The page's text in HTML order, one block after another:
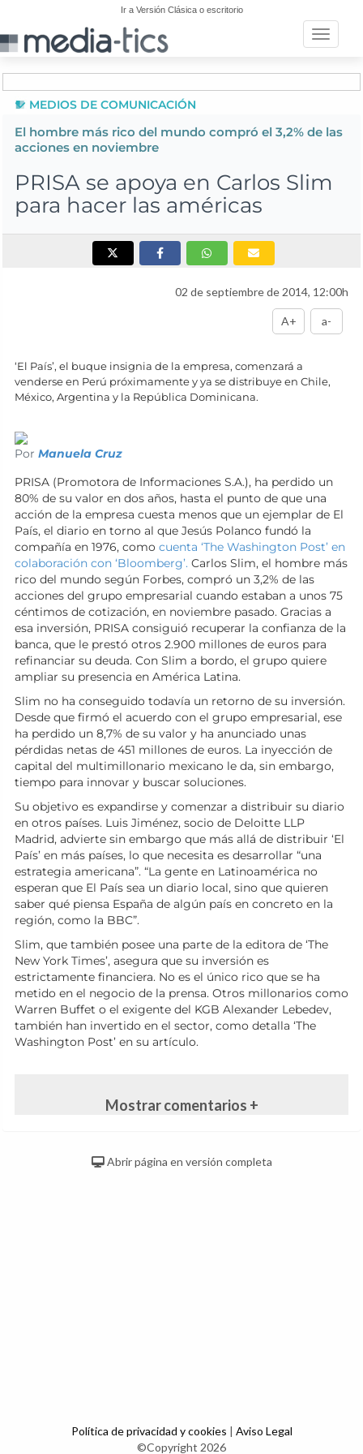
Ir a Versión Clásica o escritorio
Toggle
MEDIOS DE COMUNICACIÓN
El hombre más rico del mundo compró el 3,2% de las
acciones en noviembre
PRISA se apoya en Carlos Slim
para hacer las américas
02 de septiembre de 2014, 12:00h
A+ a-
‘El País’, el buque insignia de la empresa, comenzará a
venderse en Perú próximamente y ya se distribuye en Chile,
México, Argentina y la República Dominicana.
Por Manuela Cruz
PRISA (Promotora de Informaciones S.A.), ha perdido un
80% de su valor en dos años, hasta el punto de que una
acción de la empresa cuesta menos que un ejemplar de El
País, el diario en torno al que Jesús Polanco fundó la
compañía en 1976, como cuenta ‘The Washington Post’ en
colaboración con ‘Bloomberg’. Carlos Slim, el hombre más
rico del mundo según Forbes, compró un 3,2% de las
acciones del grupo empresarial cuando estaban a unos 75
céntimos de cotización, en noviembre pasado. Gracias a
esa inversión, PRISA consiguió recuperar la confianza de la
banca, que le prestó otros 2.900 millones de euros para
refinanciar su deuda. Con Slim a bordo, el grupo quiere
ampliar su presencia en América Latina.
Slim no ha conseguido todavía un retorno de su inversión.
Desde que firmó el acuerdo con el grupo empresarial, ese
ha perdido un 8,7% de su valor y ha anunciado unas
pérdidas netas de 451 millones de euros. La inyección de
capital del multimillonario mexicano le da, sin embargo,
tiempo para innovar y buscar soluciones.
Su objetivo es expandirse y comenzar a distribuir su diario
en otros países. Luis Jiménez, socio de Deloitte LLP
Madrid, advierte sin embargo que más allá de distribuir ‘El
País’ en más países, lo que necesita es desarrollar “una
estrategia americana”. “La gente en Latinoamérica no
esperan que El País sea un diario local, sino que quieren
saber qué piensa España de algún país en concreto en la
región, como la BBC”.
Slim, que también posee una parte de la editora de ‘The
New York Times’, asegura que su inversión es
estrictamente financiera. No es el único rico que se ha
metido en el negocio de la prensa. Otros millonarios como
Warren Buffet o el exigente del KGB Alexander Lebedev,
también han invertido en el sector, como detalla ‘The
Washington Post’ en su artículo.
Mostrar comentarios +
Abrir página en versión completa
Política de privacidad y cookies | Aviso Legal
©Copyright 2026